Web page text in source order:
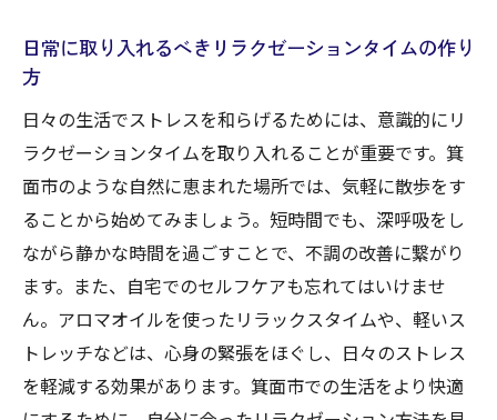
日常に取り入れるべきリラクゼーションタイムの作り
方
日々の生活でストレスを和らげるためには、意識的にリ
ラクゼーションタイムを取り入れることが重要です。箕
面市のような自然に恵まれた場所では、気軽に散歩をす
ることから始めてみましょう。短時間でも、深呼吸をし
ながら静かな時間を過ごすことで、不調の改善に繋がり
ます。また、自宅でのセルフケアも忘れてはいけませ
ん。アロマオイルを使ったリラックスタイムや、軽いス
トレッチなどは、心身の緊張をほぐし、日々のストレス
を軽減する効果があります。箕面市での生活をより快適